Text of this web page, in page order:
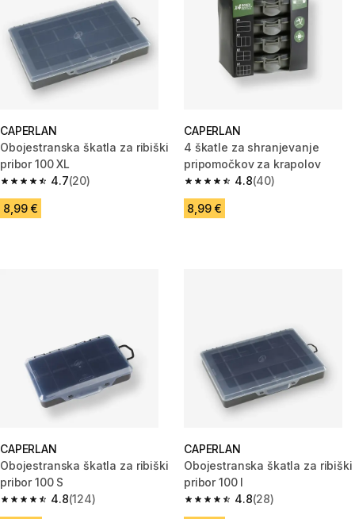
CAPERLAN
Obojestranska škatla za ribiški
pribor 100 XL
4.7
4.7 od 5 zvezdic from 20 ocene
(20)
8,99 €
CAPERLAN
4 škatle za shranjevanje
pripomočkov za krapolov
4.8
4.8 od 5 zvezdic from 40
(40)
8,99 €
CAPERLAN
Obojestranska škatla za ribiški
pribor 100 S
4.8
4.8 od 5 zvezdic from 124 ocene
(124)
CAPERLAN
Obojestranska škatla za ribiški
pribor 100 l
4.8
4.8 od 5 zvezdic from 28 ocene
(28)